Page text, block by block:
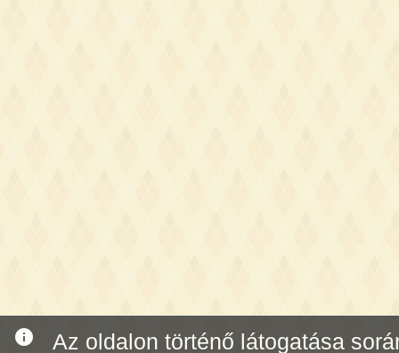
info Az oldalon történő látogatása